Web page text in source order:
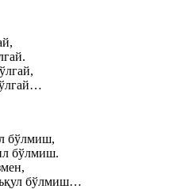
бўлмиш,
бўлмиш.
бўлмиш…